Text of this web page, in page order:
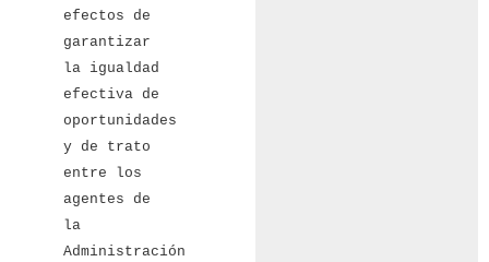
efectos de
garantizar
la igualdad
efectiva de
oportunidades
y de trato
entre los
agentes de
la
Administración